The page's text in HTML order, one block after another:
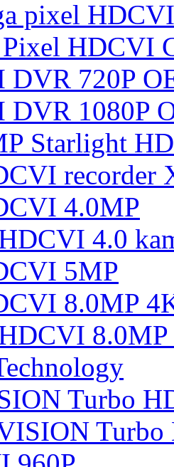
pixel
HDCVI
DVR 720P
DVR 1080P
Starlight
recorder
4.0MP
4.0
5MP
8.0MP
8.0MP
Turbo
Turbo